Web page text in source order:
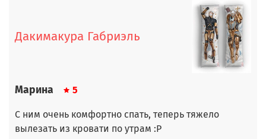
Дакимакура Габриэль
Марина 5
С ним очень комфортно спать, теперь тяжело
вылезать из кровати по утрам :Р